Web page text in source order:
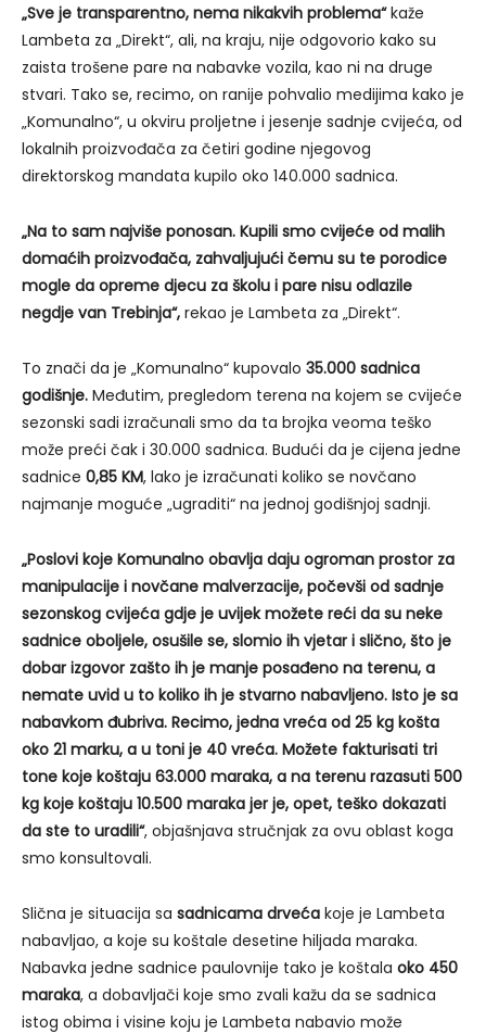
„Sve je transparentno, nema nikakvih problema“kaže
Lambeta za „Direkt“, ali, na kraju, nije odgovorio kako su
zaista trošene pare na nabavke vozila, kao ni na druge
stvari. Tako se, recimo, on ranije pohvalio medijima kako je
„Komunalno“, u okviru proljetne i jesenje sadnje cvijeća, od
lokalnih proizvođača za četiri godine njegovog
direktorskog mandata kupilo oko 140.000 sadnica.
„Na to sam najviše ponosan. Kupili smo cvijeće od malih
domaćih proizvođača, zahvaljujući čemu su te porodice
mogle da opreme djecu za školu i pare nisu odlazile
negdje van Trebinja“, rekao je Lambeta za „Direkt“.
To znači da je „Komunalno“ kupovalo 35.000 sadnica
godišnje. Međutim, pregledom terena na kojem se cvijeće
sezonski sadi izračunali smo da ta brojka veoma teško
može preći čak i 30.000 sadnica. Budući da je cijena jedne
sadnice 0,85 KM, lako je izračunati koliko se novčano
najmanje moguće „ugraditi“ na jednoj godišnjoj sadnji.
„Poslovi koje Komunalno obavlja daju ogroman prostor za
manipulacije i novčane malverzacije, počevši od sadnje
sezonskog cvijeća gdje je uvijek možete reći da su neke
sadnice oboljele, osušile se, slomio ih vjetar i slično, što je
dobar izgovor zašto ih je manje posađeno na terenu, a
nemate uvid u to koliko ih je stvarno nabavljeno. Isto je sa
nabavkom đubriva. Recimo, jedna vreća od 25 kg košta
oko 21 marku, a u toni je 40 vreća. Možete fakturisati tri
tone koje koštaju 63.000 maraka, a na terenu razasuti 500
kg koje koštaju 10.500 maraka jer je, opet, teško dokazati
da ste to uradili“, objašnjava stručnjak za ovu oblast koga
smo konsultovali.
Slična je situacija sa sadnicama drveća koje je Lambeta
nabavljao, a koje su koštale desetine hiljada maraka.
Nabavka jedne sadnice paulovnije tako je koštala oko 450
maraka, a dobavljači koje smo zvali kažu da se sadnica
istog obima i visine koju je Lambeta nabavio može